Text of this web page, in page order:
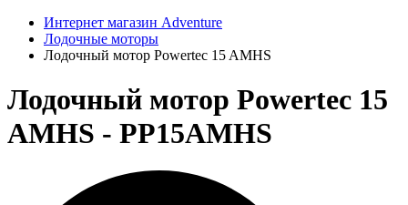
Интернет магазин Adventure
Лодочные моторы
Лодочный мотор Powertec 15 AMHS
Лодочный мотор Powertec 15
AMHS - PP15AMHS